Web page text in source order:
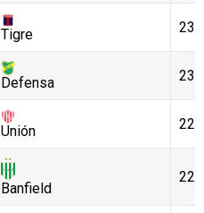
Tigre 23
Defensa 23
Unión 22
Banfield
22